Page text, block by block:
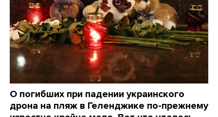
О погибших при падении украинского
дрона на пляж в Геленджике по-прежнему